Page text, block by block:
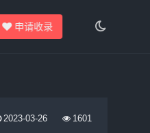
申请收录
2023-03-26 1601